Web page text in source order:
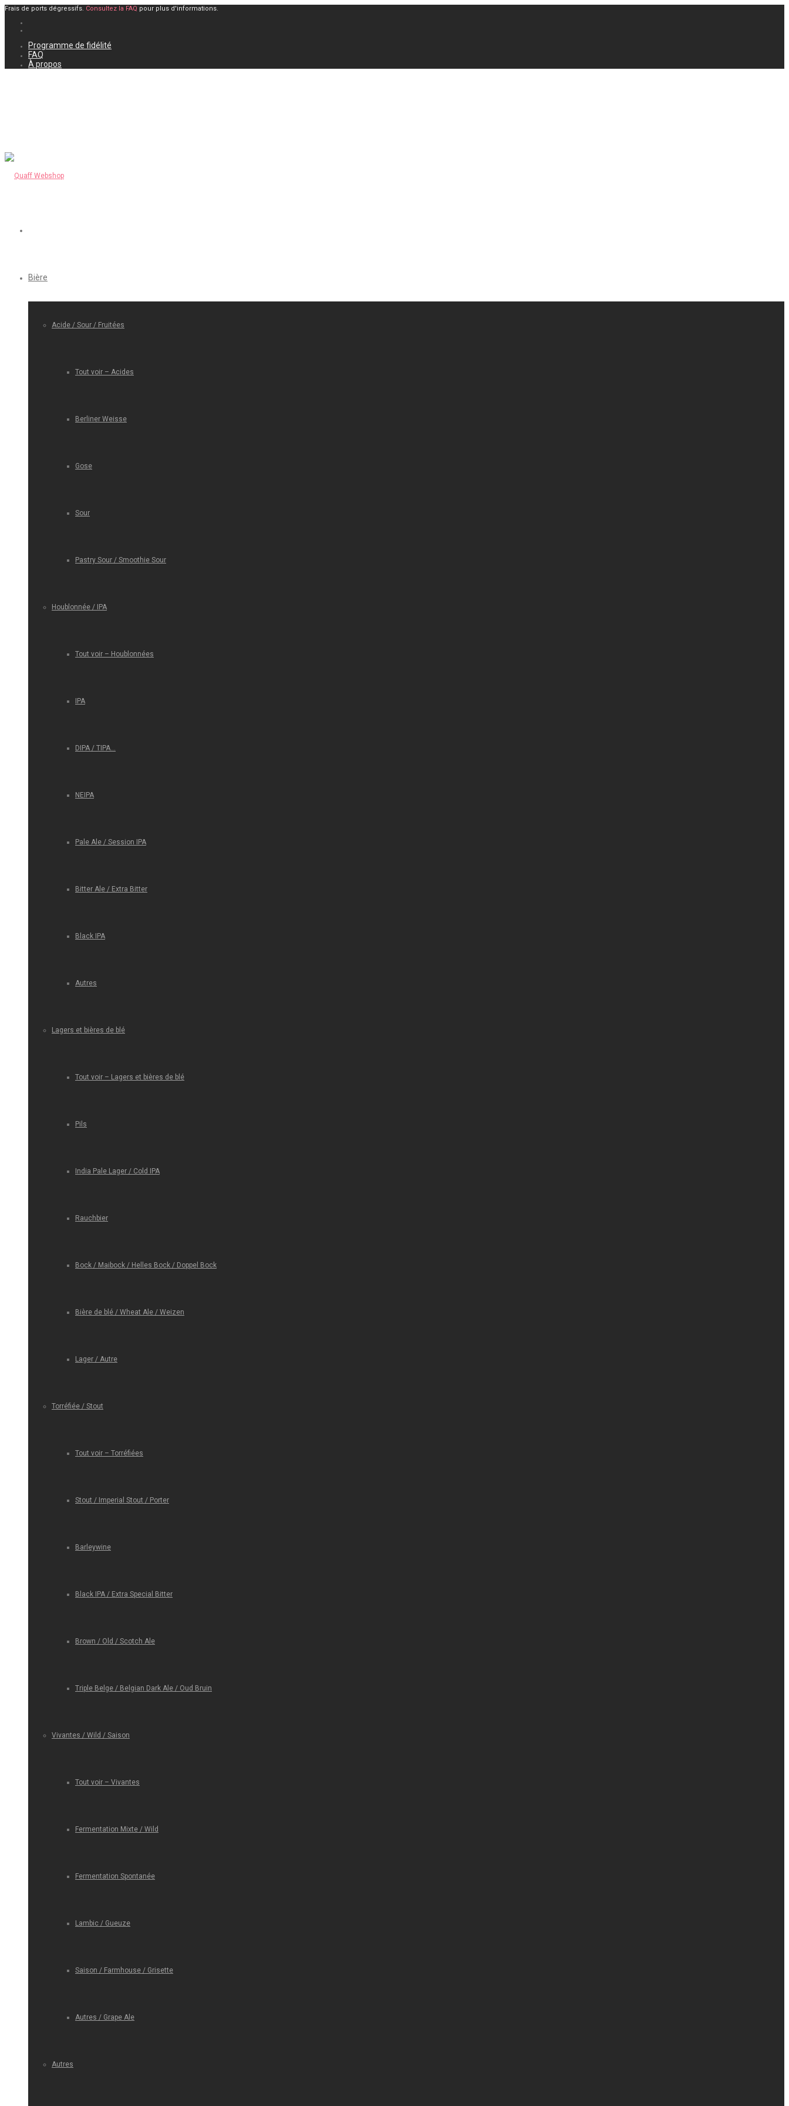
Frais de ports dégressifs. Consultez la FAQ pour plus d'informations.
Programme de fidélité
FAQ
À propos
Bière
Acide / Sour / Fruitées
Tout voir – Acides
Berliner Weisse
Gose
Sour
Pastry Sour / Smoothie Sour
Houblonnée / IPA
Tout voir – Houblonnées
IPA
DIPA / TIPA…
NEIPA
Pale Ale / Session IPA
Bitter Ale / Extra Bitter
Black IPA
Autres
Lagers et bières de blé
Tout voir – Lagers et bières de blé
Pils
India Pale Lager / Cold IPA
Rauchbier
Bock / Maibock / Helles Bock / Doppel Bock
Bière de blé / Wheat Ale / Weizen
Lager / Autre
Torréfiée / Stout
Tout voir – Torréfiées
Stout / Imperial Stout / Porter
Barleywine
Black IPA / Extra Special Bitter
Brown / Old / Scotch Ale
Triple Belge / Belgian Dark Ale / Oud Bruin
Vivantes / Wild / Saison
Tout voir – Vivantes
Fermentation Mixte / Wild
Fermentation Spontanée
Lambic / Gueuze
Saison / Farmhouse / Grisette
Autres / Grape Ale
Autres